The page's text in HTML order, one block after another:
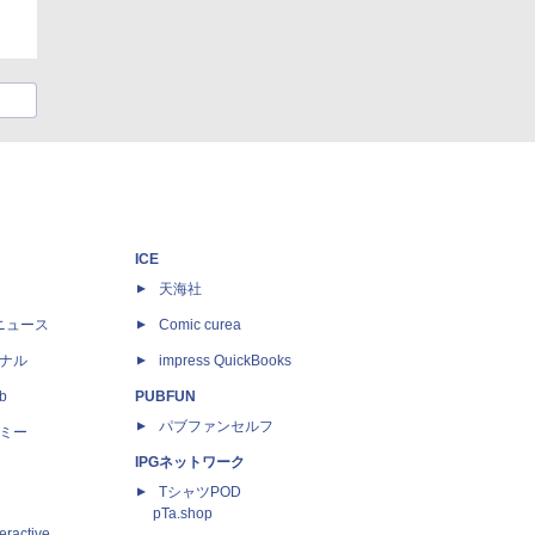
ュース
ル
ー
ICE
天海社
Comic curea
impress QuickBooks
PUBFUN
パブファンセルフ
IPGネットワーク
TシャツPOD
pTa.shop